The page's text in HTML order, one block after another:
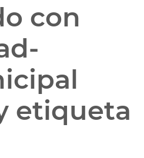
con
etiqueta